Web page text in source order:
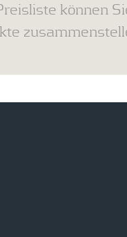
können